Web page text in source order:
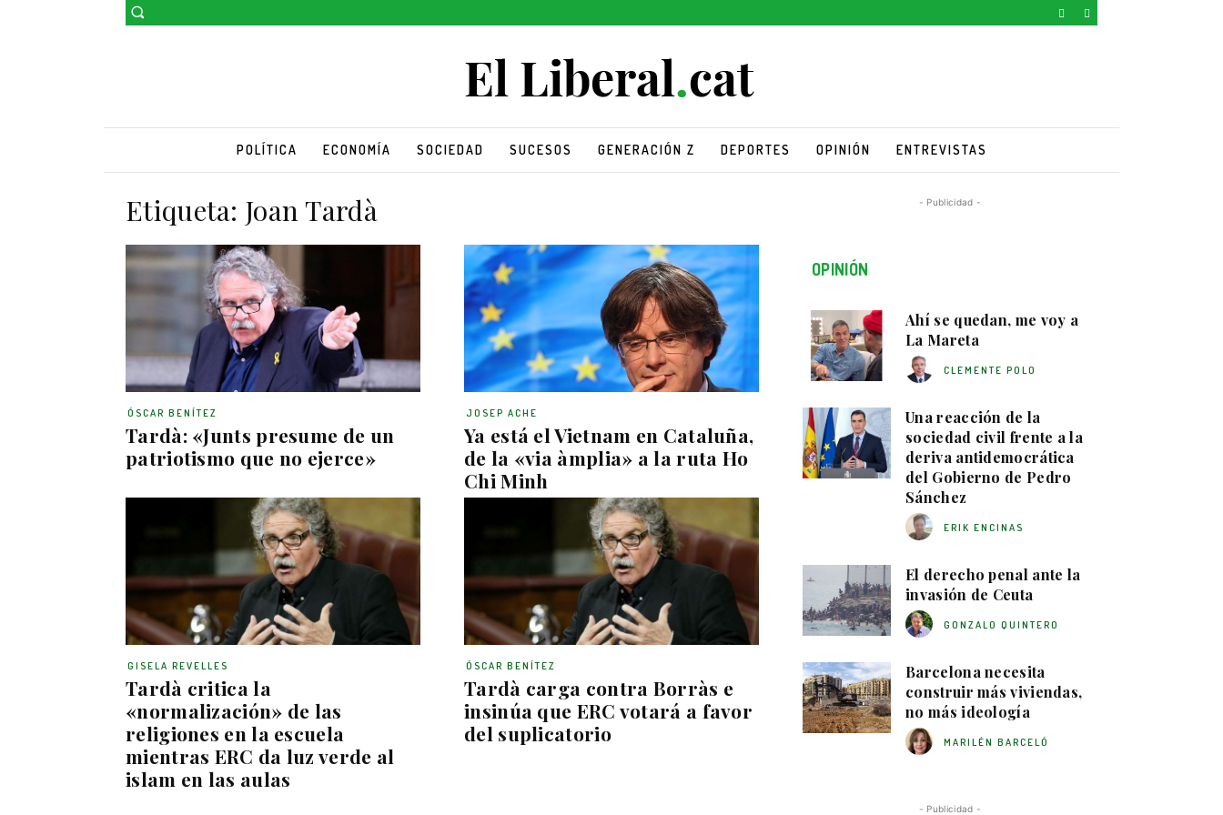
POLÍTICA ECONOMÍA SOCIEDAD SUCESOS GENERACIÓN Z DEPORTES OPINIÓN ENTREVISTAS
Etiqueta: Joan Tardà
Tardà: «Junts presume de un
patriotismo que no ejerce»
ÓSCAR BENÍTEZ
Ya está el Vietnam en Cataluña,
de la «via àmplia» a la ruta Ho
Chi Minh
JOSEP ACHE
Tardà critica la
«normalización» de las
religiones en la escuela
mientras ERC da luz verde al
islam en las aulas
GISELA REVELLES
Tardà carga contra Borràs e
insinúa que ERC votará a favor
del suplicatorio
ÓSCAR BENÍTEZ
- Publicidad -
OPINIÓN
Ahí se quedan, me voy a
La Mareta
CLEMENTE POLO
Una reacción de la
sociedad civil frente a la
deriva antidemocrática
del Gobierno de Pedro
Sánchez
ERIK ENCINAS
El derecho penal ante la
invasión de Ceuta
GONZALO QUINTERO
Barcelona necesita
construir más viviendas,
no más ideología
MARILÉN BARCELÓ
- Publicidad -